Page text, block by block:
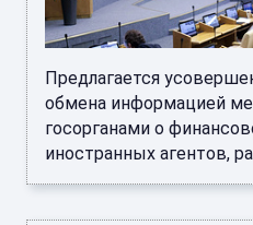
Предлагается
обмена информацией
госорганами о
иностранных агентов,